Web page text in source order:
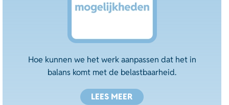
Hoe kunnen we het werk aanpassen dat het in
balans komt met de belastbaarheid.
LEES MEER